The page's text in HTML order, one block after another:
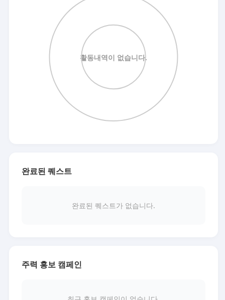
완료된 퀘스트
완료된 퀘스트가 없습니다.
주력 홍보 캠페인